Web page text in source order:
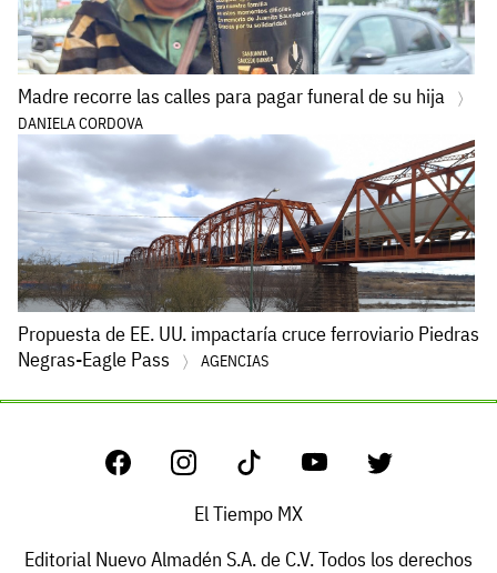
Madre recorre las calles para pagar funeral de su hija
DANIELA CORDOVA
Propuesta de EE. UU. impactaría cruce ferroviario Piedras
Negras-Eagle Pass
AGENCIAS
El Tiempo MX
Editorial Nuevo Almadén S.A. de C.V. Todos los derechos